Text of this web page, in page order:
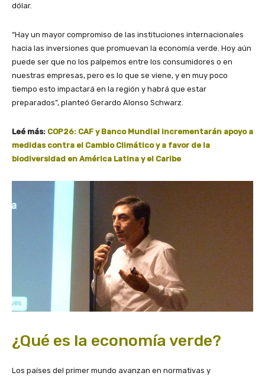
dólar.
“Hay un mayor compromiso de las instituciones internacionales
hacia las inversiones que promuevan la economía verde. Hoy aún
puede ser que no los palpemos entre los consumidores o en
nuestras empresas, pero es lo que se viene, y en muy poco
tiempo esto impactará en la región y habrá que estar
preparados”, planteó Gerardo Alonso Schwarz.
Leé más: COP26: CAF y Banco Mundial incrementarán apoyo a
medidas contra el Cambio Climático y a favor de la
biodiversidad en América Latina y el Caribe
¿Qué es la economía verde?
Los países del primer mundo avanzan en normativas y